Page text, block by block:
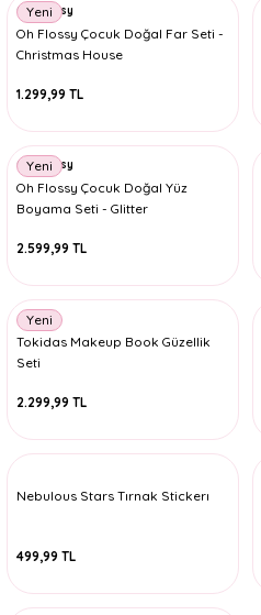
Yeni
Oh Flossy
Oh Flossy Çocuk Doğal Far Seti -
Christmas House
1.299,99 TL
Yeni
Oh Flossy
Oh Flossy Çocuk Doğal Yüz
Boyama Seti - Glitter
2.599,99 TL
Yeni
Tokidas Makeup Book Güzellik
Seti
2.299,99 TL
Nebulous Stars Tırnak Stickerı
499,99 TL